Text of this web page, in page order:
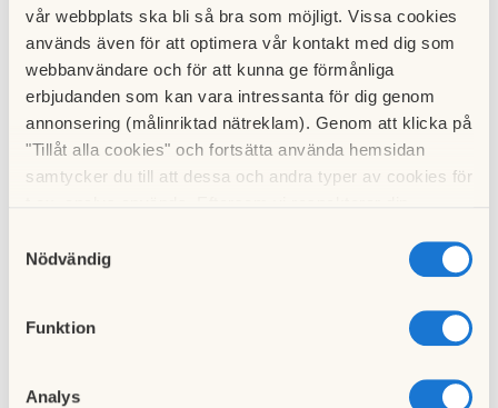
vår webbplats ska bli så bra som möjligt. Vissa cookies
används även för att optimera vår kontakt med dig som
webbanvändare och för att kunna ge förmånliga
erbjudanden som kan vara intressanta för dig genom
annonsering (målinriktad nätreklam). Genom att klicka på
"Tillåt alla cookies" och fortsätta använda hemsidan
samtycker du till att dessa och andra typer av cookies för
cookies och välja att endast tillåta ett urval.
Nödvändig
Funktion
Analys
Ombud får bara företräda en medlem.
Medlem får på ordinarie stämma medföra högst ett biträde.
Endast annan medlem eller medlemmens make/maka,
registrerad partner, sambo, förälder, syskon eller barn får
vara ombud eller biträde.
Sök upp ordet ”fullmakt” i sökfältet.
Välkomna önskar styrelsen!